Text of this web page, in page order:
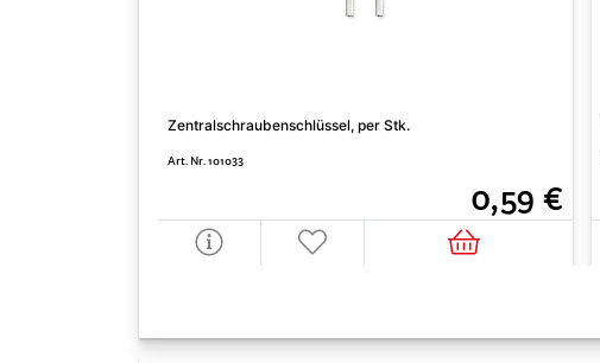
Zentralschraubenschlüssel, per Stk.
Art. Nr. 101033
0,59 €